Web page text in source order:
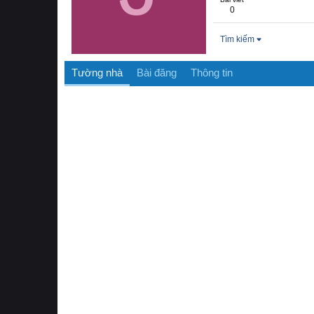
0
Tìm kiếm
Tường nhà Bài đăng Thông tin